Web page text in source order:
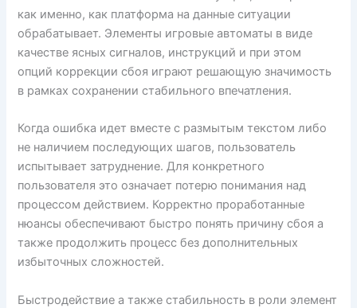
как именно, как платформа на данные ситуации
обрабатывает. Элементы игровые автоматы в виде
качестве ясных сигналов, инструкций и при этом
опций коррекции сбоя играют решающую значимость
в рамках сохранении стабильного впечатления.
Когда ошибка идет вместе с размытым текстом либо
не наличием последующих шагов, пользователь
испытывает затруднение. Для конкретного
пользователя это означает потерю понимания над
процессом действием. Корректно проработанные
нюансы обеспечивают быстро понять причину сбоя а
также продолжить процесс без дополнительных
избыточных сложностей.
Быстродействие а также стабильность в роли элемент